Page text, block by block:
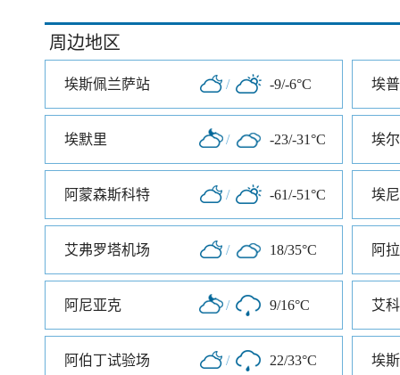
周边地区
埃斯佩兰萨站 / -9/-6°C 埃
埃默里 / -23/-31°C 埃
阿蒙森斯科特 / -61/-51°C 埃
艾弗罗塔机场 / 18/35°C 阿
阿尼亚克 / 9/16°C 艾科
阿伯丁试验场 / 22/33°C 埃